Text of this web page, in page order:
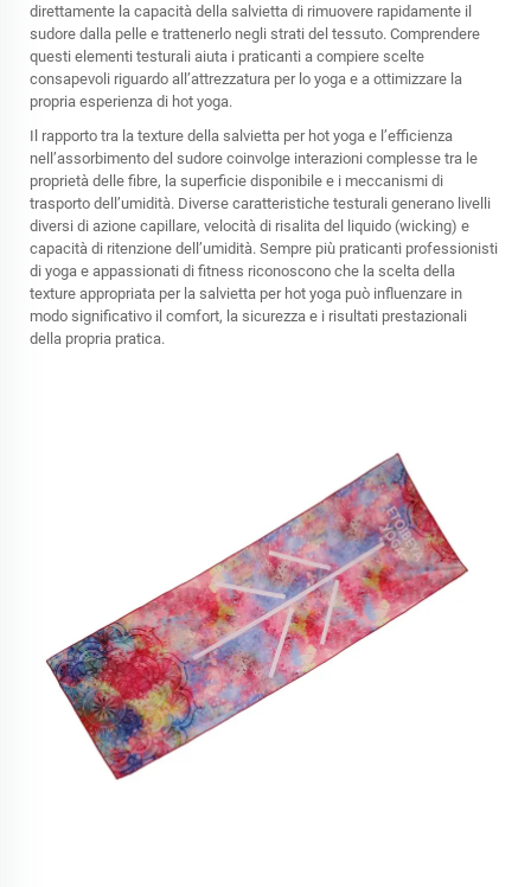
direttamente la capacità della salvietta di rimuovere rapidamente il
sudore dalla pelle e trattenerlo negli strati del tessuto. Comprendere
questi elementi testurali aiuta i praticanti a compiere scelte
consapevoli riguardo all’attrezzatura per lo yoga e a ottimizzare la
propria esperienza di hot yoga.
Il rapporto tra la texture della salvietta per hot yoga e l’efficienza
nell’assorbimento del sudore coinvolge interazioni complesse tra le
proprietà delle fibre, la superficie disponibile e i meccanismi di
trasporto dell’umidità. Diverse caratteristiche testurali generano livelli
diversi di azione capillare, velocità di risalita del liquido (wicking) e
capacità di ritenzione dell’umidità. Sempre più praticanti professionisti
di yoga e appassionati di fitness riconoscono che la scelta della
texture appropriata per la salvietta per hot yoga può influenzare in
modo significativo il comfort, la sicurezza e i risultati prestazionali
della propria pratica.